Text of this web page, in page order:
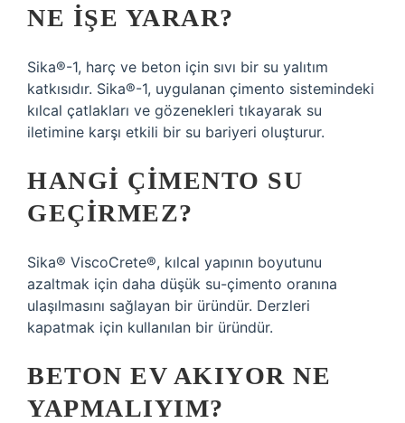
NE IŞE YARAR?
Sika®-1, harç ve beton için sıvı bir su yalıtım
katkısıdır. Sika®-1, uygulanan çimento sistemindeki
kılcal çatlakları ve gözenekleri tıkayarak su
iletimine karşı etkili bir su bariyeri oluşturur.
HANGI ÇIMENTO SU
GEÇIRMEZ?
Sika® ViscoCrete®, kılcal yapının boyutunu
azaltmak için daha düşük su-çimento oranına
ulaşılmasını sağlayan bir üründür. Derzleri
kapatmak için kullanılan bir üründür.
BETON EV AKIYOR NE
YAPMALIYIM?